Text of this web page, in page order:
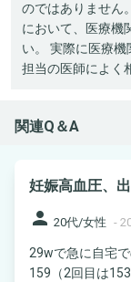
のではありません
において、医療機
い。 実際に医療機
担当の医師によく
関連Q＆A
妊娠高血圧、
person 20代/女性 -
29wで急に自宅
159（2回目は